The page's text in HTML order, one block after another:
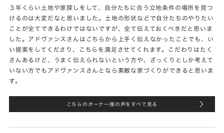
３年くらい土地や家探しをして、自分たちに合う立地条件の場所を見つ
けるのは大変だなと思いました。土地の形状などで自分たちのやりたい
ことが全てできるわけではないですが、全て伝えておくべきだと思いま
した。アドヴァンスさんはこちらから上手く伝えなかったことでも、い
い提案をしてくださり、こちらを満足させてくれます。こだわりはたく
さんあるけど、うまく伝えられないという方や、ざっくりとしか考えて
いない方でもアドヴァンスさんとなら素敵な家づくりができると思いま
す。
こちらのオーナー様の声をすべて見る